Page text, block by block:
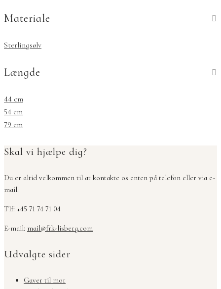
Materiale
Sterlingsølv
Længde
44 cm
54 cm
79 cm
Skal vi hjælpe dig?
Du er altid velkommen til at kontakte os enten på telefon eller via e-
mail.
Tlf: +45 71 74 71 04
E-mail: mail@frk-lisberg.com
Udvalgte sider
Gaver til mor